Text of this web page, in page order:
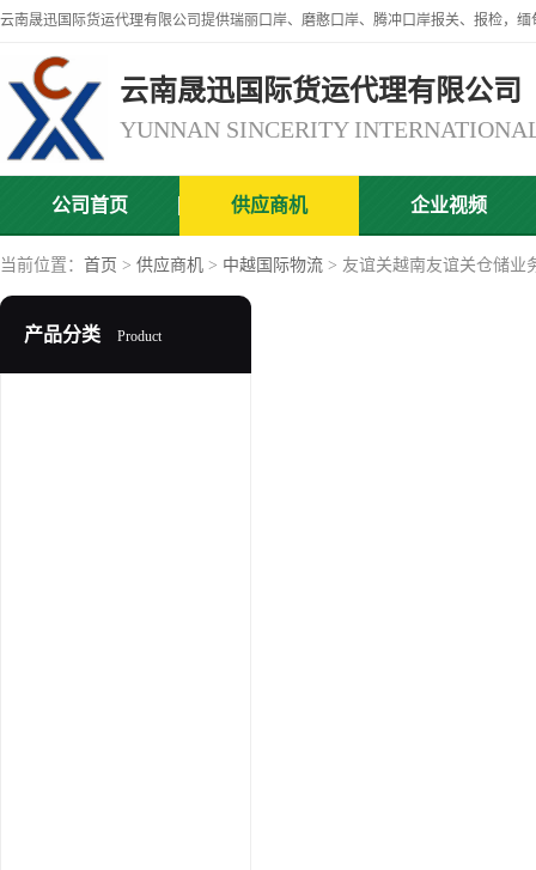
云南晟迅国际货运代理有限公司
公司首页 供应商机 企业视频
当前位置： 首页 > 供应商机 > 中越国际物流 > 友谊关越南友谊关仓储业
产品分类 Product